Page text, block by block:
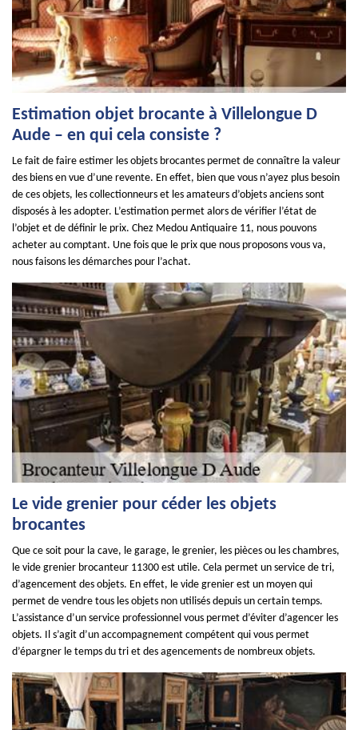
Estimation objet brocante à Villelongue D
Aude – en qui cela consiste ?
Le fait de faire estimer les objets brocantes permet de connaître la valeur
des biens en vue d’une revente. En effet, bien que vous n’ayez plus besoin
de ces objets, les collectionneurs et les amateurs d’objets anciens sont
disposés à les adopter. L’estimation permet alors de vérifier l’état de
l’objet et de définir le prix. Chez Medou Antiquaire 11, nous pouvons
acheter au comptant. Une fois que le prix que nous proposons vous va,
nous faisons les démarches pour l’achat.
Le vide grenier pour céder les objets
brocantes
Que ce soit pour la cave, le garage, le grenier, les pièces ou les chambres,
le vide grenier brocanteur 11300 est utile. Cela permet un service de tri,
d’agencement des objets. En effet, le vide grenier est un moyen qui
permet de vendre tous les objets non utilisés depuis un certain temps.
L’assistance d’un service professionnel vous permet d’éviter d’agencer les
objets. Il s’agit d’un accompagnement compétent qui vous permet
d’épargner le temps du tri et des agencements de nombreux objets.